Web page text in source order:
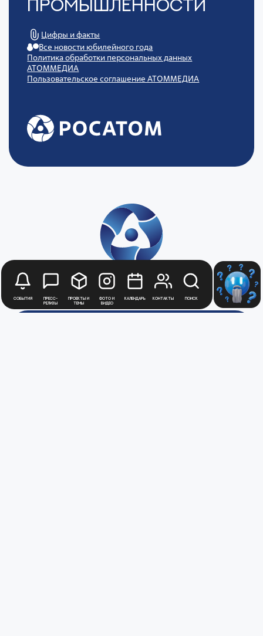
События
Пресс-
релизы
Проекты и
темы
Фото и
видео
Календарь Контакты Поиск
Промышленности
Цифры и факты
Все новости юбилейного года
Политика обработки персональных данных
АТОММЕДИА
Пользовательское соглашение АТОММЕДИА